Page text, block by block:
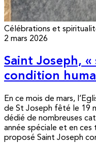
Célébrations et
2 mars 2026
Saint Joseph,
condition
En ce mois de mars,
de St Joseph fêté le 19
dédié de nombreuses
année spéciale et en ces
proposé Saint Joseph